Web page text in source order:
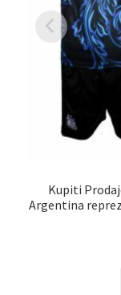
Kupiti
Argentina